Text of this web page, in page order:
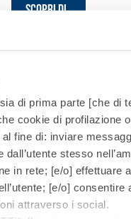
di prima parte [che di
cookie di profilazione
fine di: inviare
stesso
in rete; [e/o] effettuare
[e/o] consentire
attraverso i social.
Scopri di